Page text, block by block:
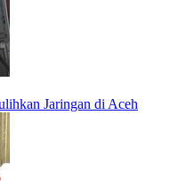
Jaringan di Aceh